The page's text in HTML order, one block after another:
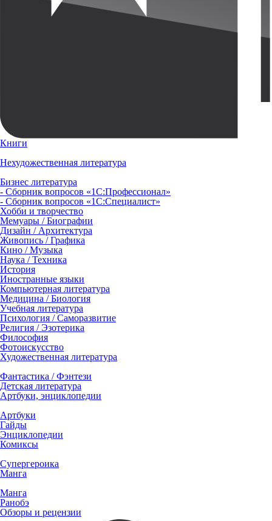
Книги
Нехудожественная литература
Бизнес литература
- Сборник вопросов «1С:Профессионал»
- Сборник вопросов «1С:Специалист»
Хобби и творчество
Мемуары / Биографии
Дизайн / Архитектура
Живопись / Графика
Кино / Музыка
Наука / Техника
История
Иностранные языки
Компьютерная литература
Медицина / Биология
Учебная литература
Психология / Саморазвитие
Религия / Эзотерика
Философия
Фотоискусство
Художественная литература
Фантастика / Фэнтези
Детская литература
Артбуки, энциклопедии
Артбуки
Гайды
Энциклопедии
Комиксы
Супергероика
Манга
Манга
Ранобэ
Обзоры и рецензии